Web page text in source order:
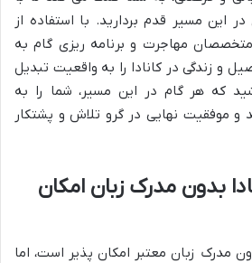
این مسیر قدم بردارید. با استفاده از
متخصصان مهاجرت و برنامه ریزی گام به
و زندگی در کانادا را به واقعیت تبدیل
که هر گام در این مسیر، شما را به
و موفقیت نهایی در گرو تلاش و پشتکار
بدون مدرک زبان امکان
مدرک زبان معتبر امکان پذیر است، اما